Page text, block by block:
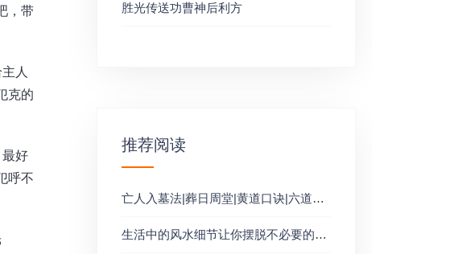
，带
人
克的
好
呼不
胜光传送功曹神后利方
推荐阅读
亡人入墓法|葬日周堂|黄道口诀|六道轮回
生活中的风水细节让你摆脱不必要的麻烦